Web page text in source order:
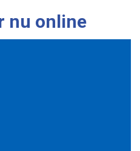
nu online